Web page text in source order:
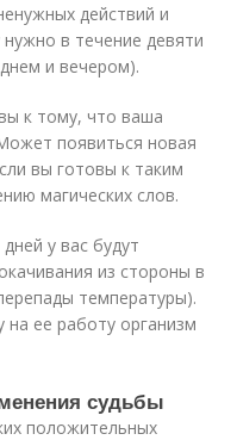
действий и
в течение девяти
и вечером).
к тому, что ваша
появиться новая
вы готовы к таким
магических слов.
у вас будут
из стороны в
температуры).
ее работу организм
судьбы
положительных